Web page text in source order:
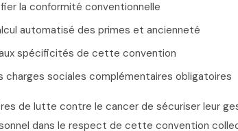
la conformité conventionnelle
automatisé des primes et ancienneté
spécificités de cette convention
charges sociales complémentaires obligatoires
de lutte contre le cancer de sécuriser leur
dans le respect de cette convention